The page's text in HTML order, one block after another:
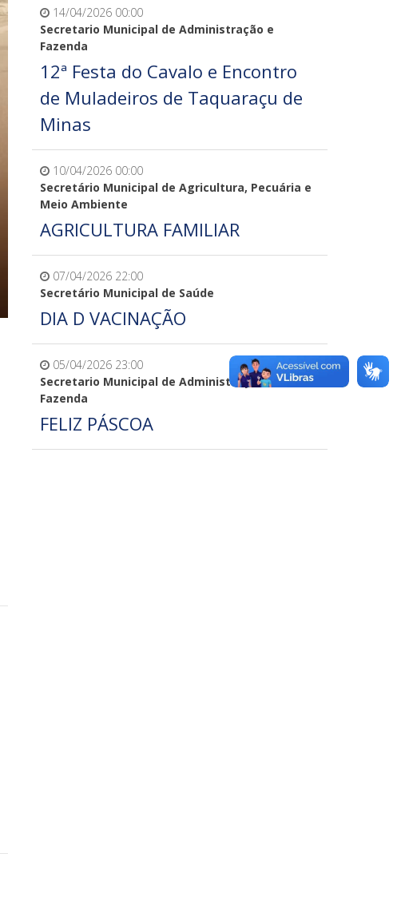
14/04/2026 00:00
Secretario Municipal de Administração e
Fazenda
12ª Festa do Cavalo e Encontro
de Muladeiros de Taquaraçu de
Minas
10/04/2026 00:00
Secretário Municipal de Agricultura, Pecuária e
Meio Ambiente
AGRICULTURA FAMILIAR
07/04/2026 22:00
Secretário Municipal de Saúde
DIA D VACINAÇÃO
05/04/2026 23:00
Secretario Municipal de Administração e
Fazenda
FELIZ PÁSCOA